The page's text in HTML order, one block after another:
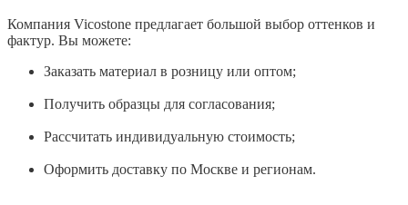
Компания Vicostone предлагает большой выбор оттенков и
фактур. Вы можете:
Заказать материал в розницу или оптом;
Получить образцы для согласования;
Рассчитать индивидуальную стоимость;
Оформить доставку по Москве и регионам.